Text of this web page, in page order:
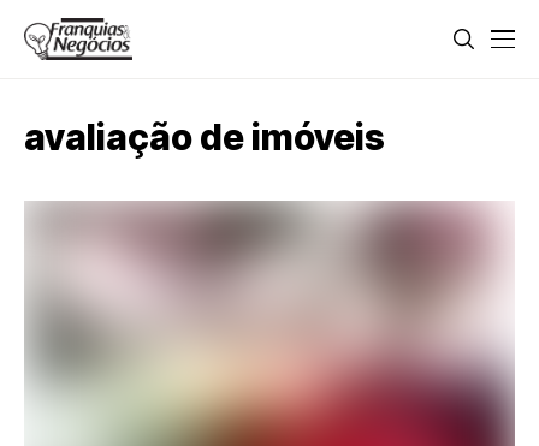
avaliação de imóveis